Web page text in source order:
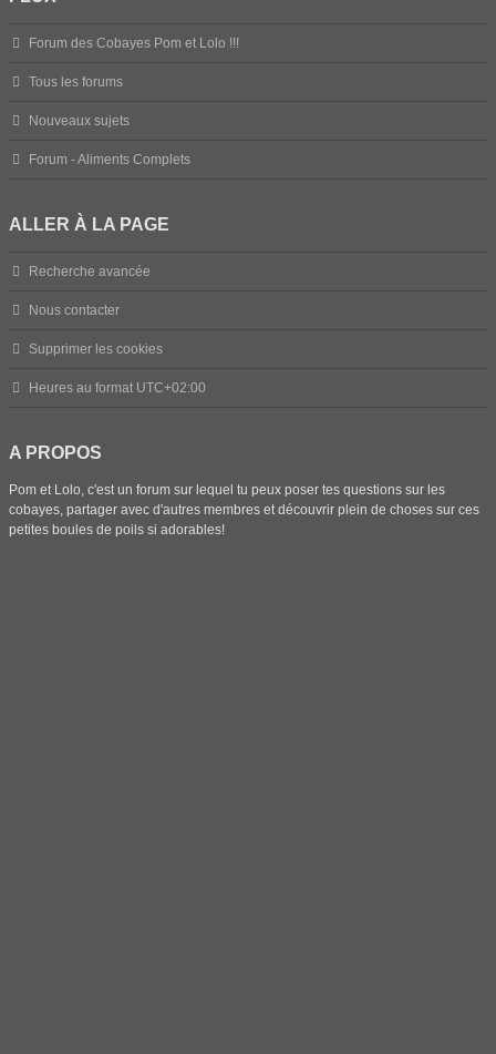
Forum des Cobayes Pom et Lolo !!!
Tous les forums
Nouveaux sujets
Forum - Aliments Complets
ALLER À LA PAGE
Recherche avancée
Nous contacter
Supprimer les cookies
Heures au format UTC+02:00
A PROPOS
Pom et Lolo, c'est un forum sur lequel tu peux poser tes questions sur les
cobayes, partager avec d'autres membres et découvrir plein de choses sur ces
petites boules de poils si adorables!